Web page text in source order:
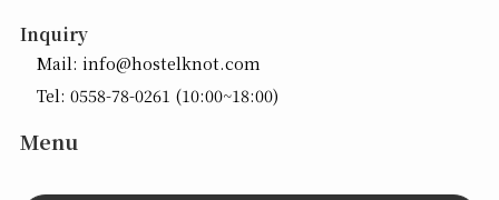
Inquiry
Mail: info@hostelknot.com
Tel: 0558-78-0261 (10:00~18:00)
Menu